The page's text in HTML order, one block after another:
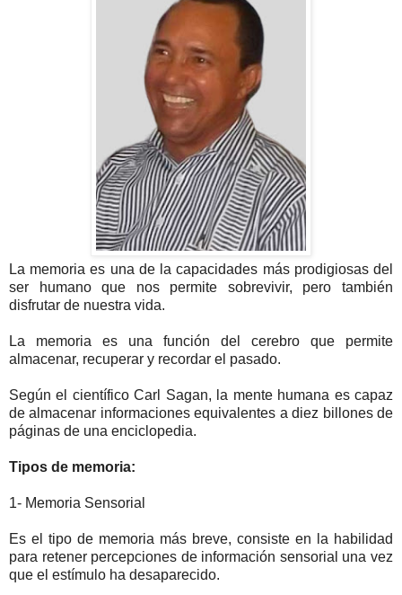
La memoria es una de la capacidades más prodigiosas del
ser humano que nos permite sobrevivir, pero también
disfrutar de nuestra vida.
La memoria es una función del cerebro que permite
almacenar, recuperar y recordar el pasado.
Según el científico Carl Sagan, la mente humana es capaz
de almacenar informaciones equivalentes a diez billones de
páginas de una enciclopedia.
Tipos de memoria:
1- Memoria Sensorial
Es el tipo de memoria más breve, consiste en la habilidad
para retener percepciones de información sensorial una vez
que el estímulo ha desaparecido.